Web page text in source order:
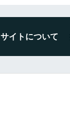
サイトについて